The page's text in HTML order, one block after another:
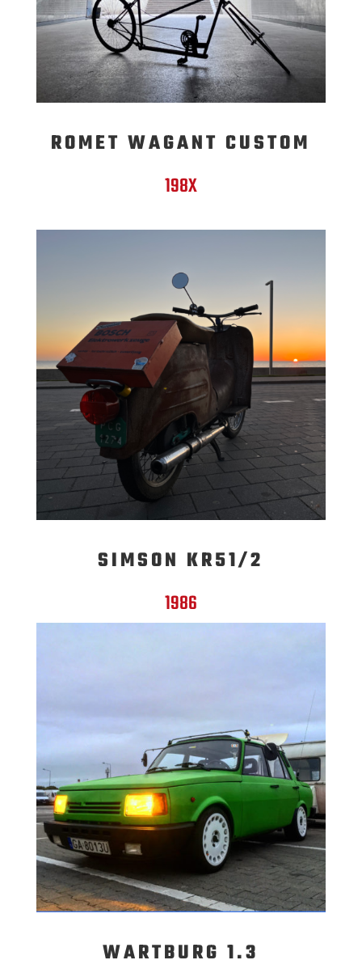
ROMET WAGANT CUSTOM
198X
SIMSON KR51/2
1986
WARTBURG 1.3